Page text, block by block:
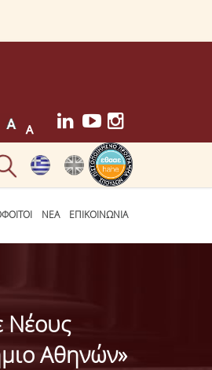
ΝΕΑ ΕΠΙΚΟΙΝΩΝΙΑ
Νέους
Αθηνών»